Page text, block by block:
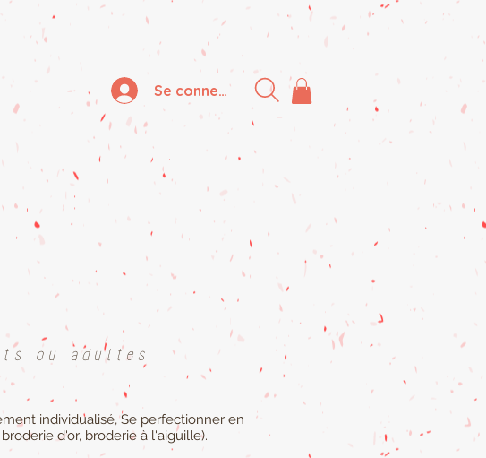
Se connecter
ou adultes
individualisé, Se perfectionner en
d'or, broderie à l'aiguille).